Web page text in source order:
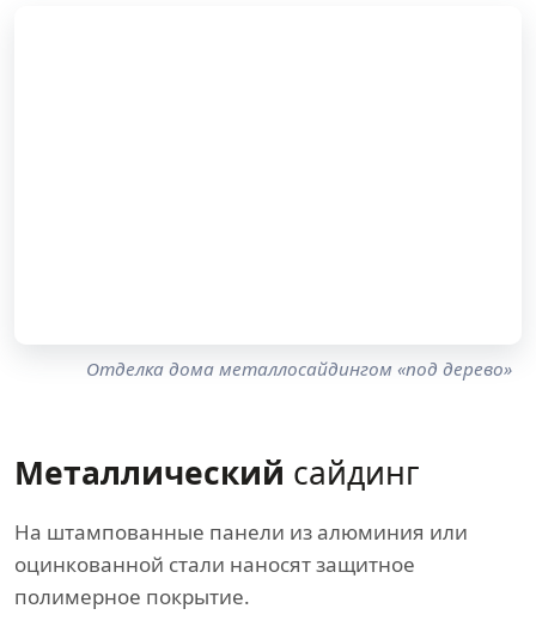
Отделка дома металлосайдингом «под дерево»
Металлический сайдинг
На штампованные панели из алюминия или
оцинкованной стали наносят защитное
полимерное покрытие.